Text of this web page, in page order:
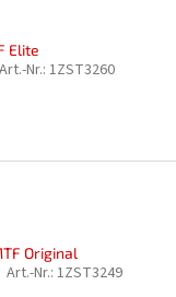
Elite
Art.-Nr.: 1ZST3260
Original
Art.-Nr.: 1ZST3249